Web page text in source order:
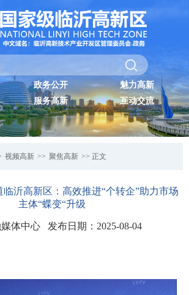
政务公开
魅力高新
服务高新
互动交流
视频高新 >> 聚焦高新 >> 正文
临沂高新区：高效推进“个转企”助力市场
主体“蝶变“升级
体中心 发布日期：2025-08-04